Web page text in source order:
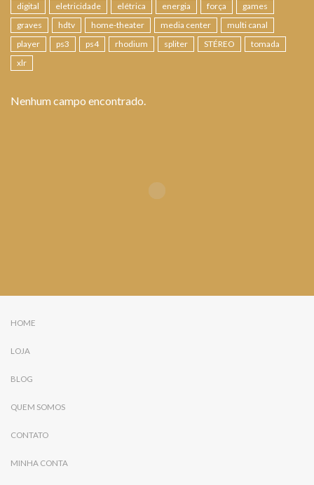
digital
eletricidade elétrica energia força
games
graves
hdtv home-theater media center
multi canal
player
ps3 ps4 rhodium spliter STÉREO
tomada
xlr
Nenhum campo encontrado.
HOME
LOJA
BLOG
QUEM SOMOS
CONTATO
MINHA CONTA